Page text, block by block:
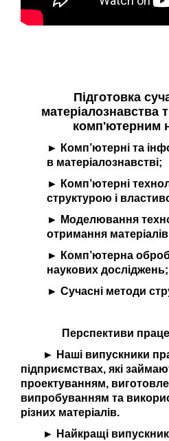
Підготовка
матеріалознавства
комп'ютерним
► Комп’ютерні та
в матеріалознавстві;
► Комп’ютерні
структурою і
► Моделювання
отримання
► Комп’ютерна
наукових досліджень;
► Сучасні методи
Перспективи
► Наші випускники
підприємствах, які
проектуванням,
випробуванням та
різних матеріалів.
► Найкращі